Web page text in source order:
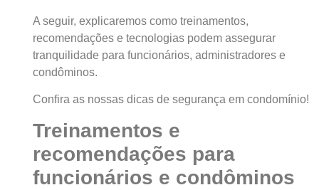
A seguir, explicaremos como treinamentos,
recomendações e tecnologias podem assegurar
tranquilidade para funcionários, administradores e
condôminos.
Confira as nossas dicas de segurança em condomínio!
Treinamentos e
recomendações para
funcionários e condôminos